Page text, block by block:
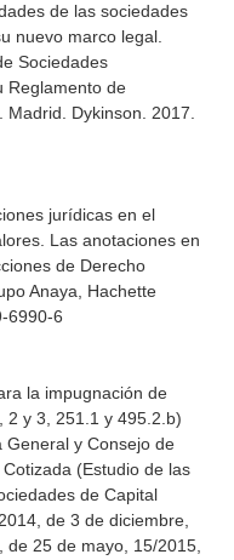
de las sociedades
nuevo marco legal.
Sociedades
Reglamento de
. Madrid. Dykinson. 2017.
jurídicas en el
Las anotaciones en
de Derecho
Anaya, Hachette
6990-6
la impugnación de
2 y 3, 251.1 y 495.2.b)
General y Consejo de
(Estudio de las
de Capital
de 3 de diciembre,
25 de mayo, 15/2015,